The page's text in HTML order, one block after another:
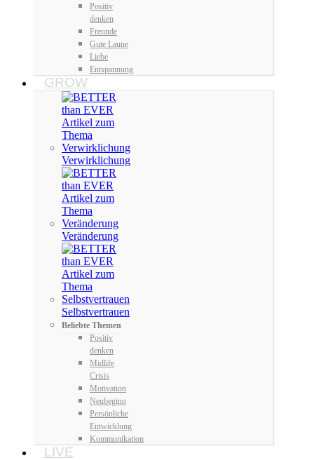
Positiv
denken
Freunde
Gute Laune
Liebe
Entspannung
GROW
Verwirklichung
Veränderung
Selbstvertrauen
Beliebte Themen
Positiv
denken
Midlife
Crisis
Motivation
Neubeginn
Persönliche
Entwicklung
Kommunikation
LIVE